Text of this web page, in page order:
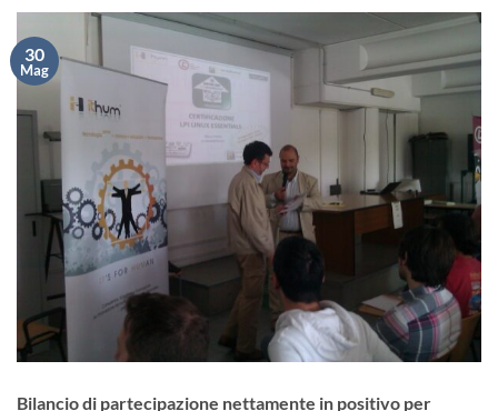
30
Mag
Bilancio di partecipazione nettamente in positivo per